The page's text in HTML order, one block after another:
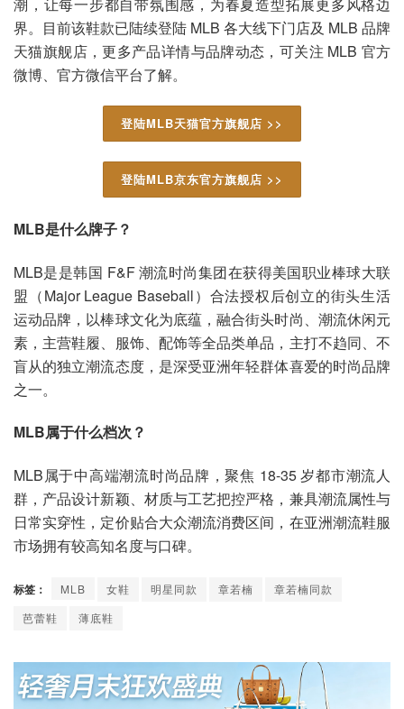
界。目前该鞋款已陆续登陆 MLB 各大线下门店及 MLB 品牌
天猫旗舰店，更多产品详情与品牌动态，可关注 MLB 官方
微博、官方微信平台了解。
登陆MLB天猫官方旗舰店 >>
登陆MLB京东官方旗舰店 >>
MLB是什么牌子？
MLB是是韩国 F&F 潮流时尚集团在获得美国职业棒球大联
盟（Major League Baseball）合法授权后创立的街头生活
运动品牌，以棒球文化为底蕴，融合街头时尚、潮流休闲元
素，主营鞋履、服饰、配饰等全品类单品，主打不趋同、不
盲从的独立潮流态度，是深受亚洲年轻群体喜爱的时尚品牌
之一。
MLB属于什么档次？
MLB属于中高端潮流时尚品牌，聚焦 18-35 岁都市潮流人
群，产品设计新颖、材质与工艺把控严格，兼具潮流属性与
日常实穿性，定价贴合大众潮流消费区间，在亚洲潮流鞋服
市场拥有较高知名度与口碑。
标签： MLB 女鞋 明星同款 章若楠
章若楠同款
芭蕾鞋
薄底鞋